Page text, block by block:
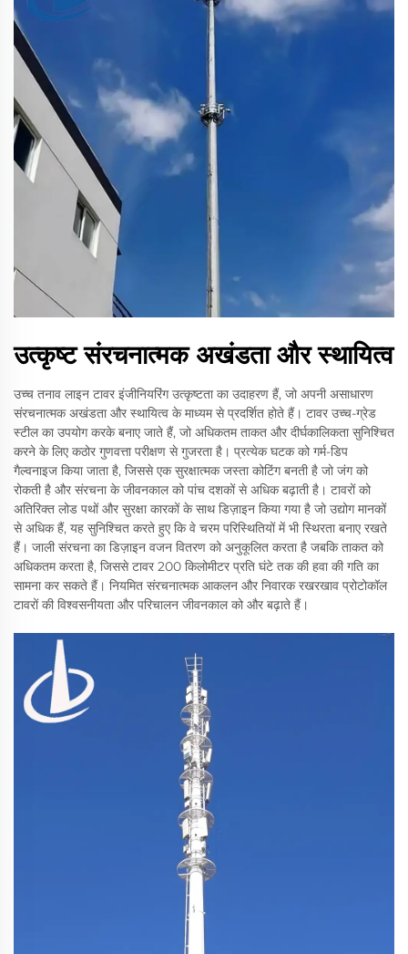
उत्कृष्ट संरचनात्मक अखंडता और स्थायित्व
उच्च तनाव लाइन टावर इंजीनियरिंग उत्कृष्टता का उदाहरण हैं, जो अपनी असाधारण
संरचनात्मक अखंडता और स्थायित्व के माध्यम से प्रदर्शित होते हैं। टावर उच्च-ग्रेड
स्टील का उपयोग करके बनाए जाते हैं, जो अधिकतम ताकत और दीर्घकालिकता सुनिश्चित
करने के लिए कठोर गुणवत्ता परीक्षण से गुजरता है। प्रत्येक घटक को गर्म-डिप
गैल्वनाइज किया जाता है, जिससे एक सुरक्षात्मक जस्ता कोटिंग बनती है जो जंग को
रोकती है और संरचना के जीवनकाल को पांच दशकों से अधिक बढ़ाती है। टावरों को
अतिरिक्त लोड पथों और सुरक्षा कारकों के साथ डिज़ाइन किया गया है जो उद्योग मानकों
से अधिक हैं, यह सुनिश्चित करते हुए कि वे चरम परिस्थितियों में भी स्थिरता बनाए रखते
हैं। जाली संरचना का डिज़ाइन वजन वितरण को अनुकूलित करता है जबकि ताकत को
अधिकतम करता है, जिससे टावर 200 किलोमीटर प्रति घंटे तक की हवा की गति का
सामना कर सकते हैं। नियमित संरचनात्मक आकलन और निवारक रखरखाव प्रोटोकॉल
टावरों की विश्वसनीयता और परिचालन जीवनकाल को और बढ़ाते हैं।